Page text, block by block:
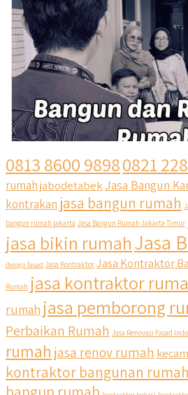
qyusipersada
@qyusipersada 3 years ago
Siapa yang udah masuk List untuk
0813 8600 98980821
rumahjabodetabek Jasa Bangun
kontrakan jasa bangun rumah
bangun rumah jakarta Jasa Bangun Rumah Jakarta Timur
jasa bikin rumahJasa
design fasad Jasa Kontraktor Jasa Kontraktor
Rumah jasa kontraktor
rumah jasa pemborong
Perbaikan Rumah Jasa Renovasi Fasad
rumah jasa renov rumah
kontraktor bangunan rumah